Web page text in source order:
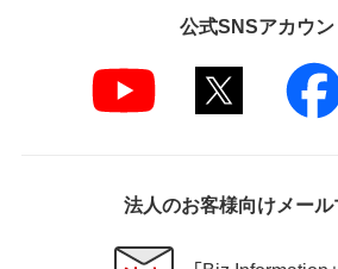
公式SNSアカウン
法人のお客様向けメー